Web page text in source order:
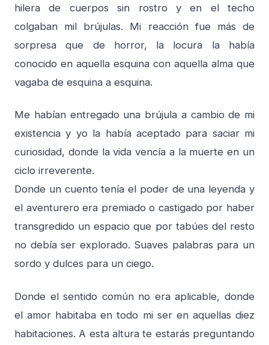
hilera de cuerpos sin rostro y en el techo
colgaban mil brújulas. Mi reacción fue más de
sorpresa que de horror, la locura la había
conocido en aquella esquina con aquella alma que
vagaba de esquina a esquina.
Me habían entregado una brújula a cambio de mi
existencia y yo la había aceptado para saciar mi
curiosidad, donde la vida vencía a la muerte en un
ciclo irreverente.
Donde un cuento tenía el poder de una leyenda y
el aventurero era premiado o castigado por haber
transgredido un espacio que por tabúes del resto
no debía ser explorado. Suaves palabras para un
sordo y dulces para un ciego.
Donde el sentido común no era aplicable, donde
el amor habitaba en todo mi ser en aquellas diez
habitaciones. A esta altura te estarás preguntando